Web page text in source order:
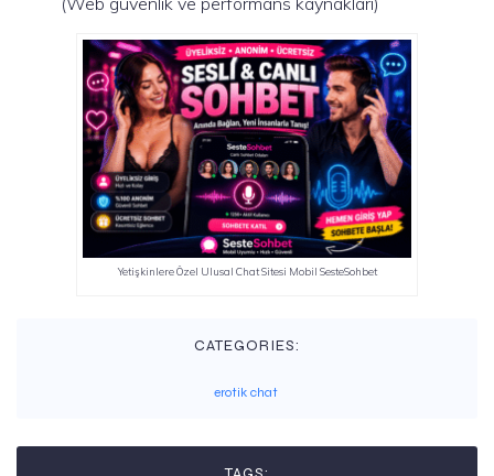
Yetişkinlere Özel Ulusal Chat Sitesi Mobil SesteSohbet
CATEGORIES:
erotik chat